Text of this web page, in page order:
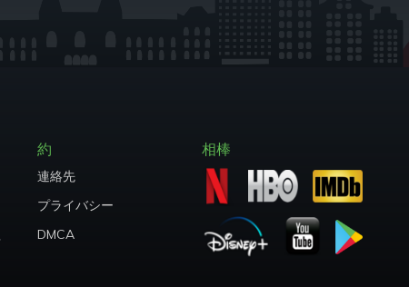
約
連絡先
プライバシー
DMCA
相棒